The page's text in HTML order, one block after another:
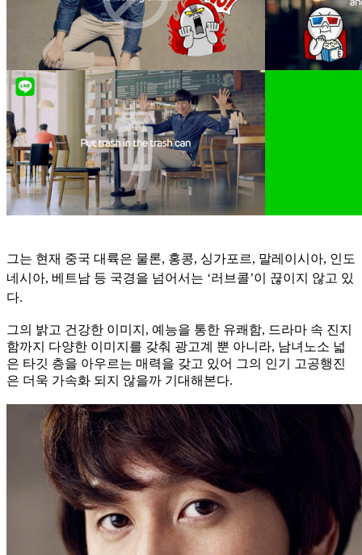
그는 현재 중국 대륙은 물론, 홍콩, 싱가포르, 말레이시아, 인도
네시아, 베트남 등 국경을 넘어서는 ‘러브콜’이 끊이지 않고 있
다.
그의 밝고 건강한 이미지, 예능을 통한 유쾌함, 드라마 속 진지
함까지 다양한 이미지를 갖춰 광고계 뿐 아니라, 남녀노소 넓
은 타깃 층을 아우르는 매력을 갖고 있어 그의 인기 고공행진
은 더욱 가속화 되지 않을까 기대해본다.